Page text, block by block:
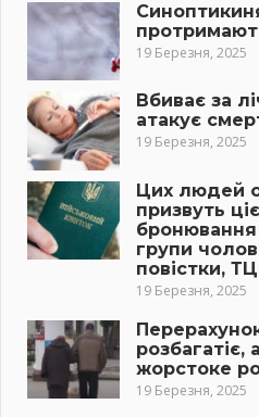
19 Березня, 2025
Вбиває за
атакує
19 Березня, 2025
Цих людей
призвуть
групи
повістки,
19 Березня, 2025
розбагатіє,
жорстоке
19 Березня, 2025